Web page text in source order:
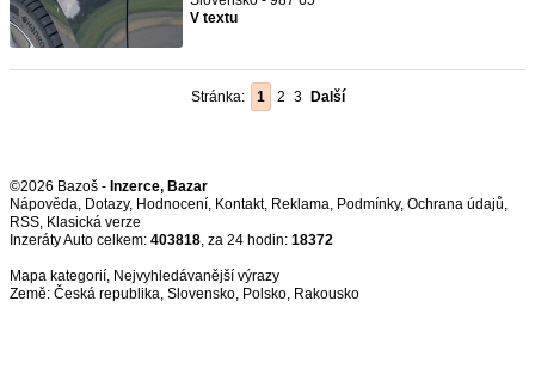
V textu
Stránka: 1 2 3 Další
©2026 Bazoš - Inzerce, Bazar
Nápověda, Dotazy, Hodnocení, Kontakt, Reklama, Podmínky, Ochrana údajů,
RSS,
Inzeráty Auto celkem: 403818, za 24 hodin: 18372
Mapa kategorií, Nejvyhledávanější výrazy
Země: Česká republika, Slovensko, Polsko, Rakousko